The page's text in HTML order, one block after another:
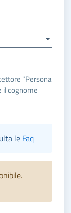
"Persona
il cognome
le Faq